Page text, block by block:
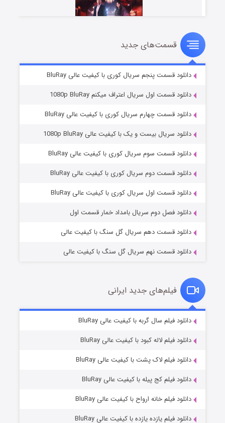
سریال زشت
قسمت۲ (زیرنویس) منتشر شد
مردگان متحرک: شهر مرده ۳
قسمت۲ (زیرنویس) منتشر شد
قسمت۷ (زیرنویس) منتشر شد
قسمت‌های جدید
دانلود قسمت پنجم سریال کوری با کیفیت عالی BluRay
دانلود قسمت اول سریال اعتراف میکنم 1080p BluRay
دانلود قسمت چهارم سریال کوری با کیفیت عالی BluRay
دانلود سریال بیست و یک با کیفیت عالی 1080p BluRay
دانلود قسمت سوم سریال کوری با کیفیت عالی BluRay
دانلود قسمت دوم سریال کوری با کیفیت عالی BluRay
دانلود قسمت اول سریال کوری با کیفیت عالی BluRay
دانلود فصل دوم سریال بامداد خمار قسمت اول
دانلود قسمت دهم سریال گل سنگ با کیفیت عالی
دانلود قسمت نهم سریال گل سنگ با کیفیت عالی
فیلم‌های جدید ایرانی
دانلود فیلم سال گربه با کیفیت عالی BluRay
دانلود فیلم لاله کبود با کیفیت عالی BluRay
دانلود فیلم لاک پشت با کیفیت عالی BluRay
دانلود فیلم کج‌ پیله با کیفیت عالی BluRay
دانلود فیلم خانه ارواح با کیفیت عالی BluRay
دانلود فیلم یازده یازده با کیفیت عالی BluRay